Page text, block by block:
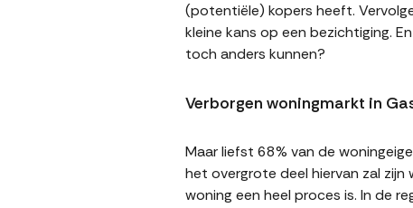
(potentiële) kopers heeft.
kleine kans op een bezichtiging.
toch anders kunnen?
Verborgen woningmarkt in
Maar liefst 68% van de
het overgrote deel hiervan zal
woning een heel proces is. In de